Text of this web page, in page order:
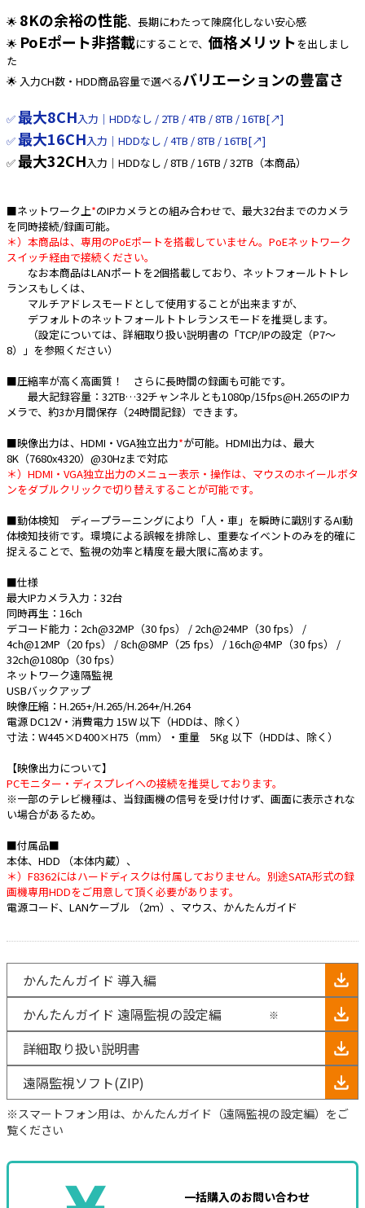
EV充電設備工事関連
e431オリジナル
暑さ対策
🌟 8Kの余裕の性能、長期にわたって陳腐化しない安心感
🌟 PoEポート非搭載にすることで、 価格メリットを出しまし
た
🌟 入力CH数・HDD商品容量で選べるバリエーションの豊富さ
✅最大8CH入力｜HDDなし / 2TB / 4TB / 8TB / 16TB[↗]
✅最大16CH入力｜HDDなし / 4TB / 8TB / 16TB[↗]
✅最大32CH入力｜HDDなし / 8TB / 16TB / 32TB（本商品）
■ネットワーク上*のIPカメラとの組み合わせで、最大32台までのカメラ
を同時接続/録画可能。
＊）本商品は、専用のPoEポートを搭載していません。PoEネットワーク
スイッチ経由で接続ください。
なお本商品はLANポートを2個搭載しており、ネットフォールトトレ
ランスもしくは、
マルチアドレスモードとして使用することが出来ますが、
デフォルトのネットフォールトトレランスモードを推奨します。
（設定については、詳細取り扱い説明書の「TCP/IPの設定（P7～
8）」を参照ください）
■圧縮率が高く高画質！ さらに長時間の録画も可能です。
最大記録容量：32TB…32チャンネルとも1080p/15fps@H.265のIPカ
メラで、約3か月間保存（24時間記録）できます。
■映像出力は、HDMI・VGA独立出力*が可能。HDMI出力は、最大
8K（7680x4320）@30Hzまで対応
＊）HDMI・VGA独立出力のメニュー表示・操作は、マウスのホイールボタ
ンをダブルクリックで切り替えすることが可能です。
■動体検知 ディープラーニングにより「人・車」を瞬時に識別するAI動
体検知技術です。環境による誤報を排除し、重要なイベントのみを的確に
捉えることで、監視の効率と精度を最大限に高めます。
■仕様
最大IPカメラ入力：32台
同時再生：16ch
デコード能力：2ch@32MP（30 fps） / 2ch@24MP（30 fps） /
4ch@12MP（20 fps） / 8ch@8MP（25 fps） / 16ch@4MP（30 fps） /
32ch@1080p（30 fps）
ネットワーク遠隔監視
USBバックアップ
映像圧縮：H.265+/H.265/H.264+/H.264
電源 DC12V・消費電力 15W 以下（HDDは、除く）
寸法：W445×D400×H75（mm）・重量 5Kg 以下（HDDは、除く）
【映像出力について】
PCモニター・ディスプレイへの接続を推奨しております。
※一部のテレビ機種は、当録画機の信号を受け付けず、画面に表示されな
い場合があるため。
■付属品■
本体、HDD （本体内蔵）、
＊）F8362にはハードディスクは付属しておりません。別途SATA形式の録
画機専用HDDをご用意して頂く必要があります。
電源コード、LANケーブル （2ｍ）、マウス、かんたんガイド
かんたんガイド 導入編
かんたんガイド 遠隔監視の設定編
※
詳細取り扱い説明書
遠隔監視ソフト(ZIP)
※スマートフォン用は、かんたんガイド（遠隔監視の設定編）をご
覧ください
一括購入のお問い合わせ